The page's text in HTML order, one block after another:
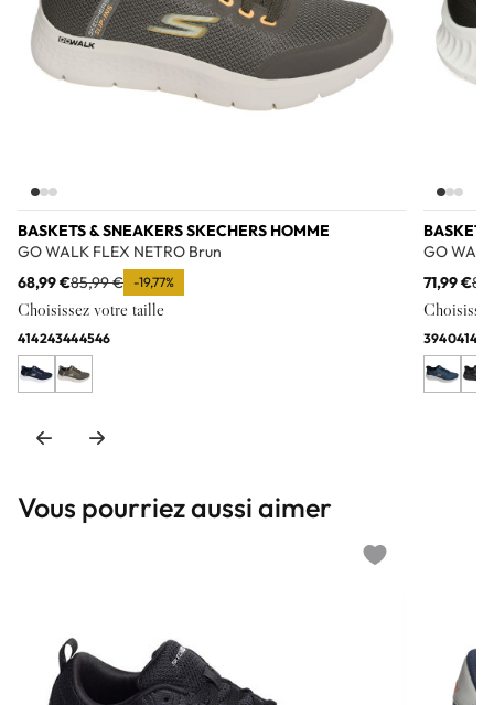
BASKETS & SNEAKERS SKECHERS HOMME
GO WALK FLEX NETRO Brun
68,99 €85,99 € -19,77%
Choisissez votre taille
414243444546
GO
71,99 €
39404142
Vous pourriez aussi aimer